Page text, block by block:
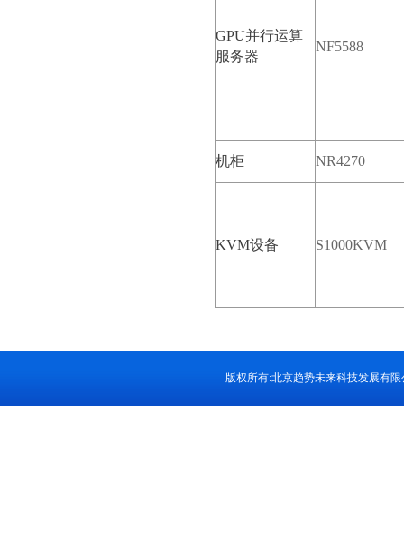
GPU并行运算
服务器
NF5588
机柜 NR4270
KVM设备 S1000KVM
版权所有:北京趋势未来科技发展有